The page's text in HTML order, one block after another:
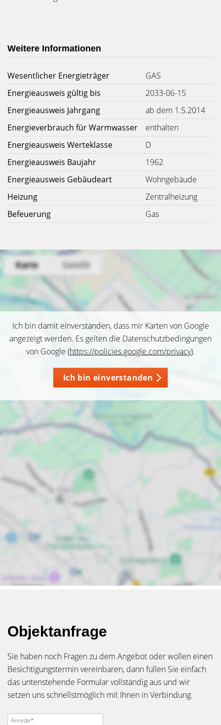
Weitere Informationen
Wesentlicher Energieträger
GAS
Energieausweis gültig bis
2033-06-15
Energieausweis Jahrgang
ab dem 1.5.2014
Energieverbrauch für Warmwasser
enthalten
Energieausweis Werteklasse
D
Energieausweis Baujahr
1962
Energieausweis Gebäudeart
Wohngebäude
Heizung
Zentralheizung
Befeuerung
Gas
Ich bin damit einverstanden, dass mir Karten von Google
angezeigt werden. Es gelten die Datenschutzbedingungen
von Google (https://policies.google.com/privacy).
Ich bin einverstanden
Objektanfrage
Sie haben noch Fragen zu dem Angebot oder wollen einen
Besichtigungstermin vereinbaren, dann füllen Sie einfach
das untenstehende Formular vollständig aus und wir
setzen uns schnellstmöglich mit Ihnen in Verbindung.